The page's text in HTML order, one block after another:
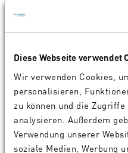
Diese Webseite verwendet
Wir verwenden Cookies,
personalisieren,
zu können und die
analysieren. Außerdem
Verwendung unserer
soziale Medien, Werbung
Fundierte
Assistenz wird
Technologien
Technologien im
den Besucher und
(z.B.
Schulungen zu
Aspekte)
Applikative
E-Mail und Webinar